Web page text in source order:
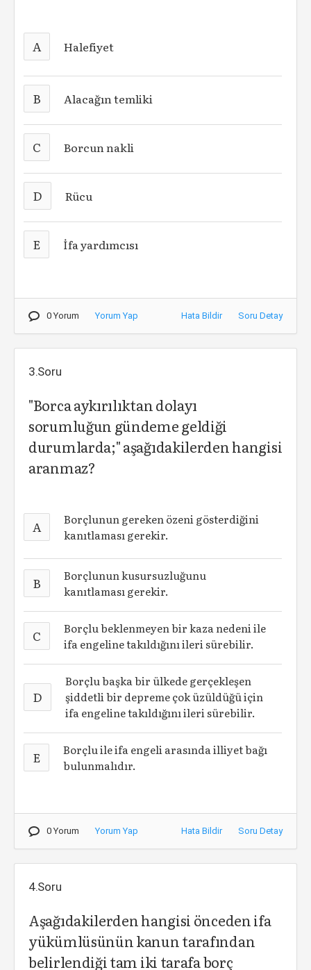
A Halefiyet
B Alacağın temliki
C Borcun nakli
D Rücu
E İfa yardımcısı
0 Yorum Yorum Yap Hata Bildir Soru Detay
3.Soru
"Borca aykırılıktan dolayı
sorumluğun gündeme geldiği
durumlarda;" aşağıdakilerden hangisi
aranmaz?
A
Borçlunun gereken özeni gösterdiğini
kanıtlaması gerekir.
B
Borçlunun kusursuzluğunu
kanıtlaması gerekir.
C
Borçlu beklenmeyen bir kaza nedeni ile
ifa engeline takıldığını ileri sürebilir.
D
Borçlu başka bir ülkede gerçekleşen
şiddetli bir depreme çok üzüldüğü için
ifa engeline takıldığını ileri sürebilir.
E
Borçlu ile ifa engeli arasında illiyet bağı
bulunmalıdır.
0 Yorum Yorum Yap Hata Bildir Soru Detay
4.Soru
Aşağıdakilerden hangisi önceden ifa
yükümlüsünün kanun tarafından
belirlendiği tam iki tarafa borç